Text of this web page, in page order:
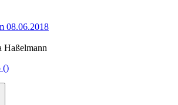
08.06.2018
Haßelmann
()